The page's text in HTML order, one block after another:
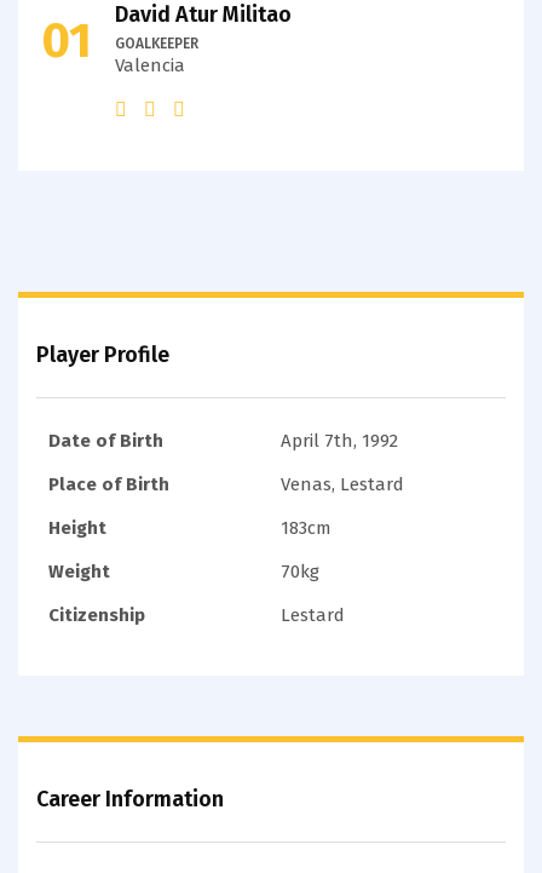
David Atur Militao
GOALKEEPER
Valencia
01
Player Profile
Date of Birth
April 7th, 1992
Place of Birth
Venas, Lestard
Height
183cm
Weight
70kg
Citizenship
Lestard
Career Information